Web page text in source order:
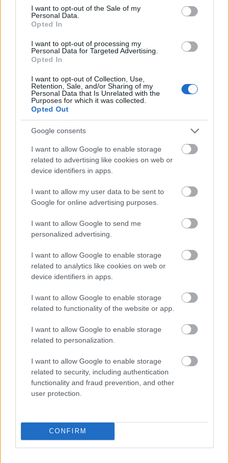
consent section.
I want to opt-out of the Sale of my
Personal Data.
Opted In
I want to opt-out of processing my
Personal Data for Targeted Advertising.
Opted In
I want to opt-out of Collection, Use,
Retention, Sale, and/or Sharing of my
Personal Data that Is Unrelated with the
Purposes for which it was collected.
Opted Out
Google consents
I want to allow Google to enable storage
related to advertising like cookies on web or
device identifiers in apps.
I want to allow my user data to be sent to
Google for online advertising purposes.
I want to allow Google to send me
personalized advertising.
I want to allow Google to enable storage
related to analytics like cookies on web or
device identifiers in apps.
I want to allow Google to enable storage
related to functionality of the website or app.
I want to allow Google to enable storage
related to personalization.
I want to allow Google to enable storage
related to security, including authentication
functionality and fraud prevention, and other
user protection.
CONFIRM
μειώσει τη θερμοκρασία των προσόψεων και των
στεγών κατά 5 έως 8 βαθμούς μέσα σε λίγα λεπτά.
Βέβαια, αυτή η ψύξη αναφέρεται στις τοπικές
θερμοκρασίες του αέρα και των επιφανειών,
επομένως δεν σημαίνει ότι τα διαμερίσματα θα
είναι πιο δροσερά στον ίδιο βαθμό.